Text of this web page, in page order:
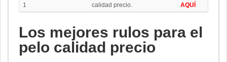
1
calidad precio.
AQUÍ
Los mejores rulos para el
pelo calidad precio